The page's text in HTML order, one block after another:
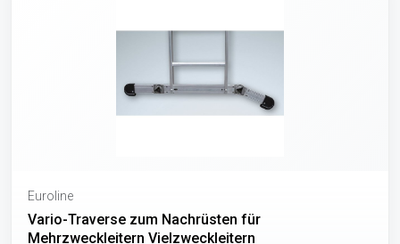
Euroline
Vario-Traverse zum Nachrüsten für
Mehrzweckleitern Vielzweckleitern